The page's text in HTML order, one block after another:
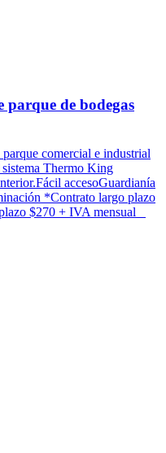
parque de bodegas
comercial e industrial
Thermo King
accesoGuardianía
*Contrato largo plazo
$270 + IVA mensual